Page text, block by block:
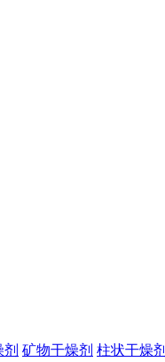
矿物干燥剂 柱状干燥剂